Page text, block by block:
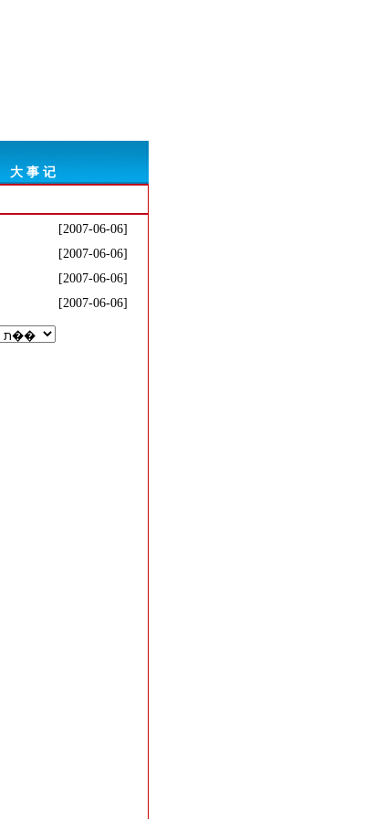
大 事 记
[2007-06-06]
[2007-06-06]
[2007-06-06]
[2007-06-06]